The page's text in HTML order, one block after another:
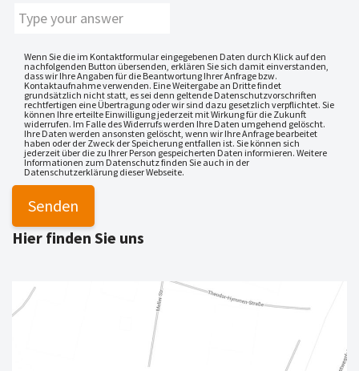
Wenn Sie die im Kontaktformular eingegebenen Daten durch Klick auf den
nachfolgenden Button übersenden, erklären Sie sich damit einverstanden,
dass wir Ihre Angaben für die Beantwortung Ihrer Anfrage bzw.
Kontaktaufnahme verwenden. Eine Weitergabe an Dritte findet
grundsätzlich nicht statt, es sei denn geltende Datenschutzvorschriften
rechtfertigen eine Übertragung oder wir sind dazu gesetzlich verpflichtet. Sie
können Ihre erteilte Einwilligung jederzeit mit Wirkung für die Zukunft
widerrufen. Im Falle des Widerrufs werden Ihre Daten umgehend gelöscht.
Ihre Daten werden ansonsten gelöscht, wenn wir Ihre Anfrage bearbeitet
haben oder der Zweck der Speicherung entfallen ist. Sie können sich
jederzeit über die zu Ihrer Person gespeicherten Daten informieren. Weitere
Informationen zum Datenschutz finden Sie auch in der
Datenschutzerklärung dieser Webseite.
Hier finden Sie uns